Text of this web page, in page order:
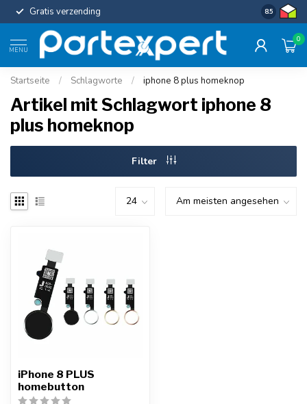
Gratis verzending Uniforme
8.5
MENU
0
Startseite / Schlagworte / iphone 8 plus homeknop
Artikel mit Schlagwort iphone 8
plus homeknop
Filter
iPhone 8 PLUS
homebutton